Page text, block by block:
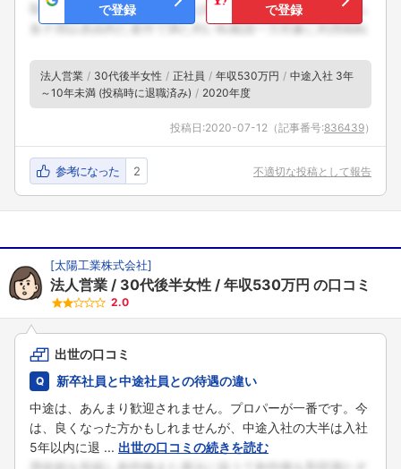
で登録
で登録
法人営業 30代後半女性 正社員 年収530万円
中途入社 3年
～10年未満 (投稿時に退職済み)
2020年度
投稿日:2020-07-12 （記事番号:836439）
参考になった 2 不適切な投稿として報告
[太陽工業株式会社]
法人営業 30代後半女性 年収530万円 の口コミ
2.0
出世の口コミ
新卒社員と中途社員との待遇の違い
中途は、あんまり歓迎されません。プロパーが一番です。今
は、良くなった方かもしれませんが、中途入社の大半は入社
5年以内に退 ... 出世の口コミの続きを読む